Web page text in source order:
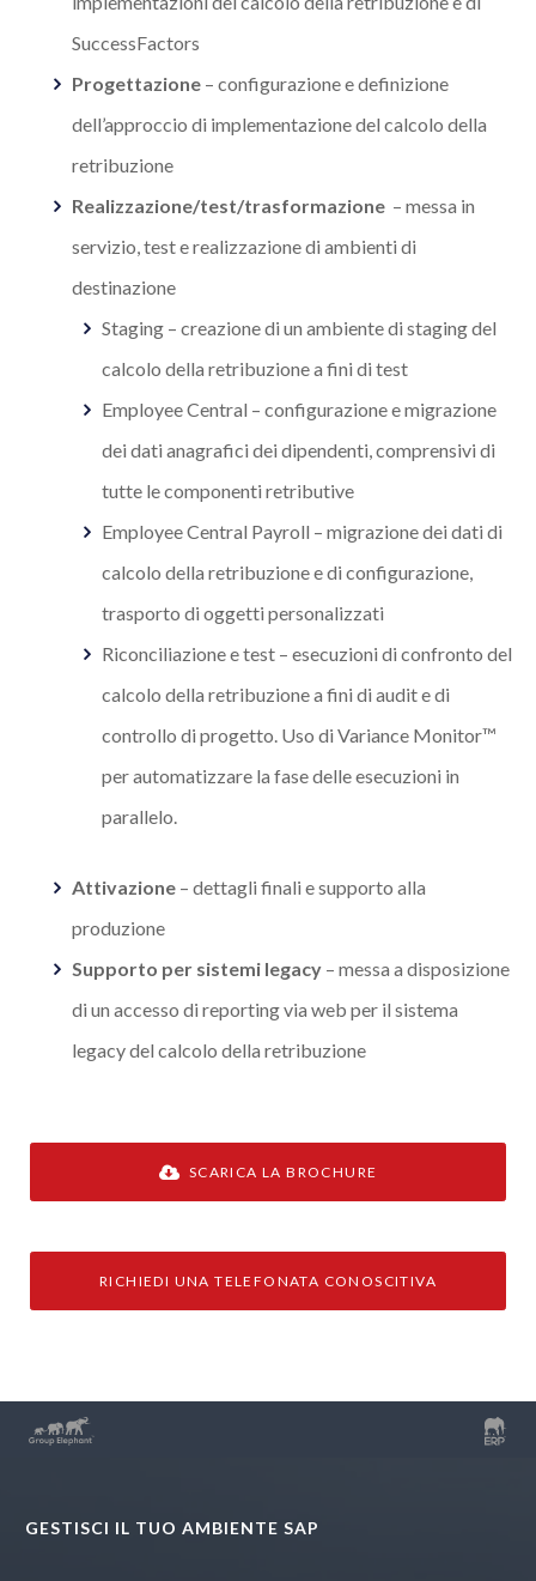
SuccessFactors
Progettazione – configurazione e definizione
dell’approccio di implementazione del calcolo della
retribuzione
Realizzazione/test/trasformazione – messa in
servizio, test e realizzazione di ambienti di
destinazione
Staging – creazione di un ambiente di staging del
calcolo della retribuzione a fini di test
Employee Central – configurazione e migrazione
dei dati anagrafici dei dipendenti, comprensivi di
tutte le componenti retributive
Employee Central Payroll – migrazione dei dati di
calcolo della retribuzione e di configurazione,
trasporto di oggetti personalizzati
Riconciliazione e test – esecuzioni di confronto del
calcolo della retribuzione a fini di audit e di
controllo di progetto. Uso di Variance Monitor™
per automatizzare la fase delle esecuzioni in
parallelo.
Attivazione – dettagli finali e supporto alla
produzione
Supporto per sistemi legacy – messa a disposizione
di un accesso di reporting via web per il sistema
legacy del calcolo della retribuzione
SCARICA LA BROCHURE
RICHIEDI UNA TELEFONATA CONOSCITIVA
GESTISCI IL TUO AMBIENTE SAP